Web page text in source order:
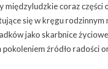
coraz części
się w kręgu
jako skarbnice
pokoleniem źródło radości